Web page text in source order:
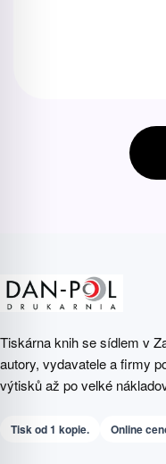
Tiskárna knih se sídlem v
autory, vydavatele a firmy
výtisků až po velké
Tisk od 1 kopie. Online